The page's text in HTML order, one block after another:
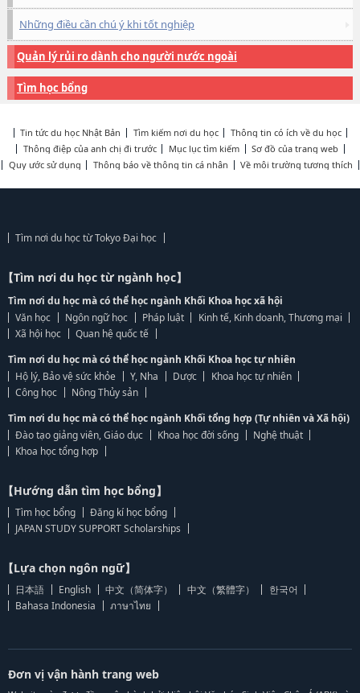
Những điều cần chú ý khi tốt nghiệp
Quản lý rủi ro dành cho người nước ngoài
Tìm học bổng
Tin tức du học Nhật Bản Tìm kiếm nơi du học
Thông tin có ích về du học
Thông điệp của anh chị đi trước
Mục lục tìm kiếm
Sơ đồ của trang web
Quy ước sử dụng
Thông báo về thông tin cá nhân Về môi trường tương thích
Tìm nơi du học từ Tokyo Đại học
【Tìm nơi du học từ ngành học】
Tìm nơi du học mà có thể học ngành Khối Khoa học xã hội
Văn học
Ngôn ngữ học Pháp luật
Kinh tế, Kinh doanh, Thương mại
Xã hội học
Quan hệ quốc tế
Tìm nơi du học mà có thể học ngành Khối Khoa học tự nhiên
Hộ lý, Bảo vệ sức khỏe
Y, Nha Dược
Khoa học tự nhiên
Công học
Nông Thủy sản
Tìm nơi du học mà có thể học ngành Khối tổng hợp (Tự nhiên và Xã hội)
Đào tạo giảng viên, Giáo dục
Khoa học đời sống
Nghệ thuật
Khoa học tổng hợp
【Hướng dẫn tìm học bổng】
Tìm học bổng
Đăng kí học bổng
JAPAN STUDY SUPPORT Scholarships
【Lựa chọn ngôn ngữ】
日本語 English 中文（简体字） 中文（繁體字）
한국어
Bahasa Indonesia
ภาษาไทย
Đơn vị vận hành trang web